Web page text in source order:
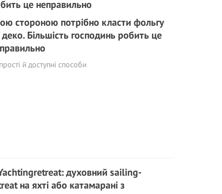
стороною потрібно класти фольгу
деко. Більшість господинь робить це
й доступні способи